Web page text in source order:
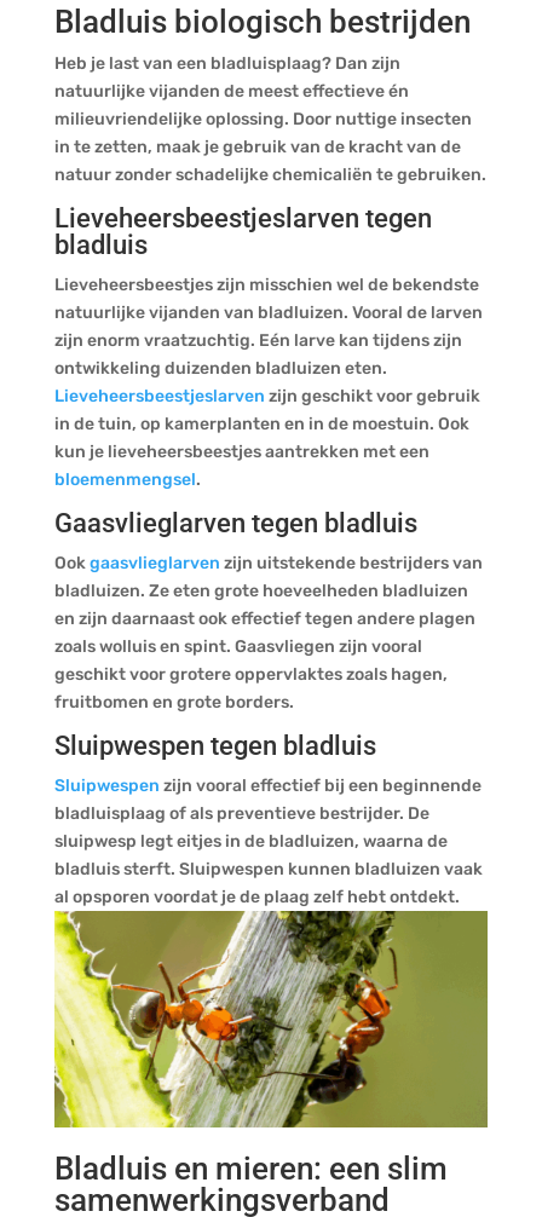
Bladluis biologisch bestrijden
Heb je last van een bladluisplaag? Dan zijn
natuurlijke vijanden de meest effectieve én
milieuvriendelijke oplossing. Door nuttige insecten
in te zetten, maak je gebruik van de kracht van de
natuur zonder schadelijke chemicaliën te gebruiken.
Lieveheersbeestjeslarven tegen
bladluis
Lieveheersbeestjes zijn misschien wel de bekendste
natuurlijke vijanden van bladluizen. Vooral de larven
zijn enorm vraatzuchtig. Eén larve kan tijdens zijn
ontwikkeling duizenden bladluizen eten.
Lieveheersbeestjeslarven zijn geschikt voor gebruik
in de tuin, op kamerplanten en in de moestuin. Ook
kun je lieveheersbeestjes aantrekken met een
bloemenmengsel.
Gaasvlieglarven tegen bladluis
Ookgaasvlieglarven zijn uitstekende bestrijders van
bladluizen. Ze eten grote hoeveelheden bladluizen
en zijn daarnaast ook effectief tegen andere plagen
zoals wolluis en spint. Gaasvliegen zijn vooral
geschikt voor grotere oppervlaktes zoals hagen,
fruitbomen en grote borders.
Sluipwespen tegen bladluis
Sluipwespen zijn vooral effectief bij een beginnende
bladluisplaag of als preventieve bestrijder. De
sluipwesp legt eitjes in de bladluizen, waarna de
bladluis sterft. Sluipwespen kunnen bladluizen vaak
al opsporen voordat je de plaag zelf hebt ontdekt.
Bladluis en mieren: een slim
samenwerkingsverband